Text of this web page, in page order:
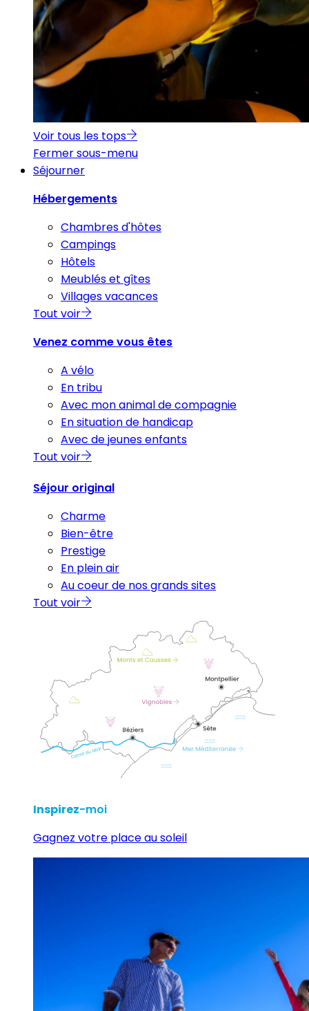
Voir tous les tops
Fermer sous-menu
Séjourner
Hébergements
Chambres d'hôtes
Campings
Hôtels
Meublés et gîtes
Villages vacances
Tout voir
Venez comme vous êtes
A vélo
En tribu
Avec mon animal de compagnie
En situation de handicap
Avec de jeunes enfants
Tout voir
Séjour original
Charme
Bien-être
Prestige
En plein air
Au coeur de nos grands sites
Tout voir
Inspirez-moi
Gagnez votre place au soleil